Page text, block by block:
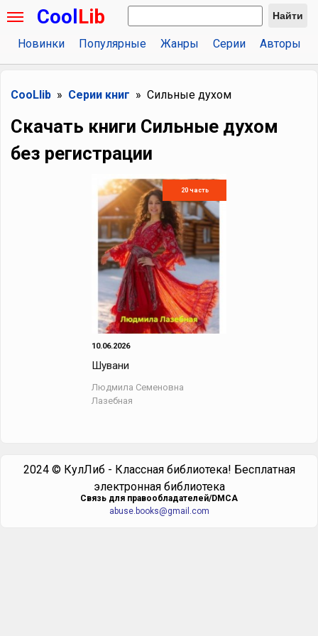
Cool Lib Найти
Новинки Популярные Жанры Серии Авторы
CooLlib Серии книг Сильные духом
Скачать книги Сильные духом
без регистрации
20 часть
10.06.2026
Шувани
Людмила Семеновна
Лазебная
2024 © КулЛиб - Классная библиотека! Бесплатная
электронная библиотека
Cвязь для правообладателей/DMCA
abuse.books@gmail.com